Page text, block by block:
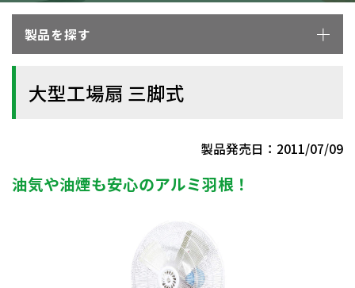
製品を探す
大型工場扇 三脚式
製品発売日：2011/07/09
油気や油煙も安心のアルミ羽根！